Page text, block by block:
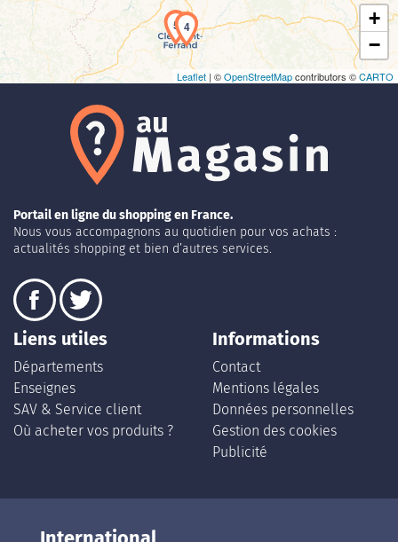
4
5
+
−
Leaflet | ©OpenStreetMapcontributors ©CARTO
Portail en ligne du shopping en France.
Nous vous accompagnons au quotidien pour vos achats :
actualités shopping et bien d’autres services.
Liens utiles
Départements
Enseignes
SAV & Service client
Où acheter vos produits ?
Informations
Contact
Mentions légales
Données personnelles
Gestion des cookies
Publicité